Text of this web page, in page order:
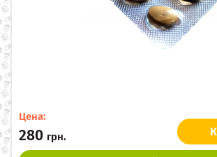
Цена:
280 грн.